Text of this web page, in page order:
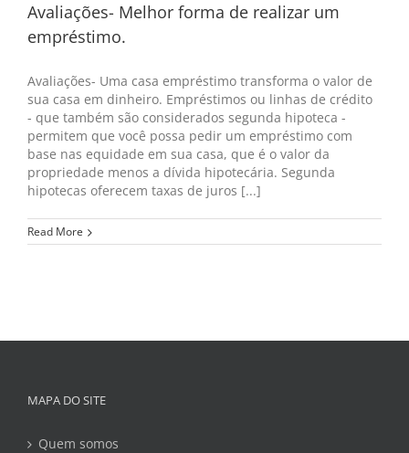
Avaliações- Melhor forma de realizar um
empréstimo.
Avaliações- Uma casa empréstimo transforma o valor de
sua casa em dinheiro. Empréstimos ou linhas de crédito
- que também são considerados segunda hipoteca -
permitem que você possa pedir um empréstimo com
base nas equidade em sua casa, que é o valor da
propriedade menos a dívida hipotecária. Segunda
hipotecas oferecem taxas de juros [...]
Read More
MAPA DO SITE
Quem somos